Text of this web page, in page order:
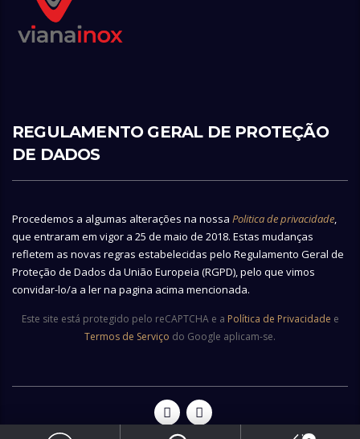
REGULAMENTO GERAL DE PROTEÇÃO
DE DADOS
Procedemos a algumas alterações na nossa Politica de privacidade,
que entraram em vigor a 25 de maio de 2018. Estas mudanças
refletem as novas regras estabelecidas pelo Regulamento Geral de
Proteção de Dados da União Europeia (RGPD), pelo que vimos
convidar-lo/a a ler na pagina acima mencionada.
Este site está protegido pelo reCAPTCHA e a Política de Privacidade e
Termos de Serviço do Google aplicam-se.